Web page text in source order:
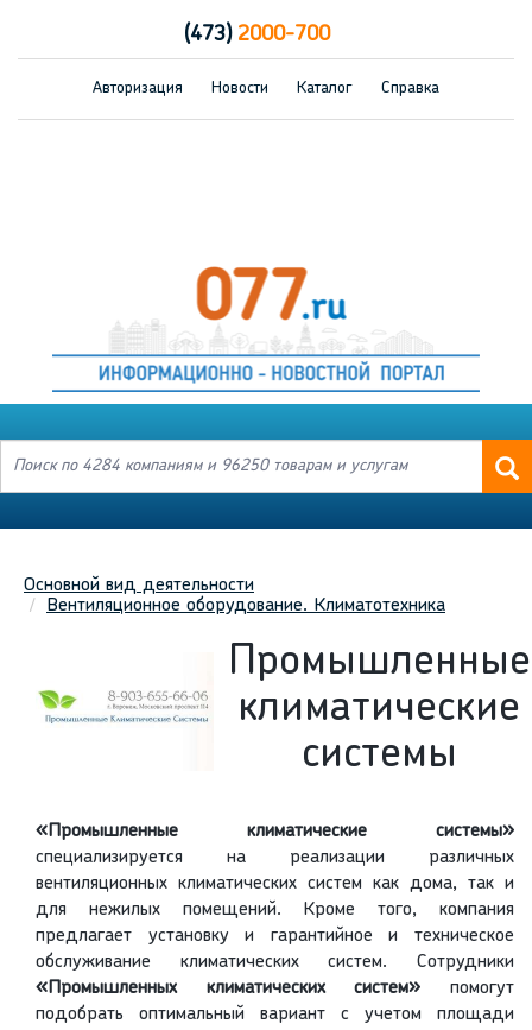
(473)2000-700
Авторизация Новости Каталог Справка
Основной вид деятельности
Вентиляционное оборудование. Климатотехника
Промышленные
климатические
системы
«Промышленные климатические системы»
специализируется на реализации различных
вентиляционных климатических систем как дома, так и
для нежилых помещений. Кроме того, компания
предлагает установку и гарантийное и техническое
обслуживание климатических систем. Сотрудники
«Промышленных климатических систем» помогут
подобрать оптимальный вариант с учетом площади